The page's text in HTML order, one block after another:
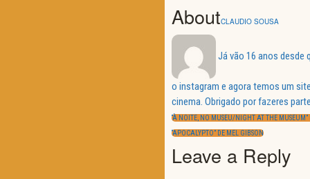
AboutCLAUDIO SOUSA
Já vão 16 anos desde
o instagram e agora temos um
cinema. Obrigado por fazeres
Navegação
de
artigos
PREVIOUS
“À NOITE, NO MUSEU/NIGHT AT THE MUSEUM”
NEXT
“APOCALYPTO” DE MEL GIBSON
Leave a Reply